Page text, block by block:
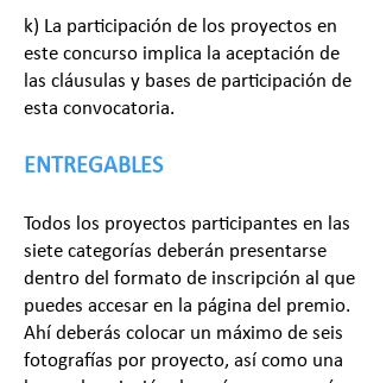
k) La participación de los proyectos en
este concurso implica la aceptación de
las cláusulas y bases de participación de
esta convocatoria.
ENTREGABLES
Todos los proyectos participantes en las
siete categorías deberán presentarse
dentro del formato de inscripción al que
puedes accesar en la página del premio.
Ahí deberás colocar un máximo de seis
fotografías por proyecto, así como una